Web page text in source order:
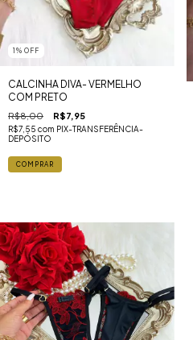
1 % OFF
CALCINHA DIVA- VERMELHO
COM PRETO
R$8,00 R$7,95
R$7,55 com PIX-TRANSFERÊNCIA-
DEPÓSITO